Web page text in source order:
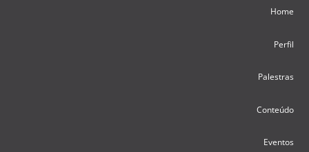
Home
Perfil
Palestras
Conteúdo
Eventos